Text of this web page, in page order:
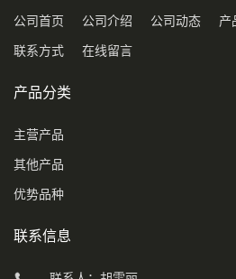
公司首页 公司介绍 公司动态 产
联系方式 在线留言
产品分类
主营产品
其他产品
优势品种
联系信息